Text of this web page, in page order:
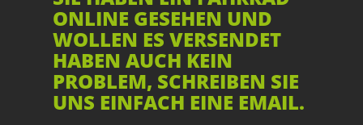
ONLINE GESEHEN UND
WOLLEN ES VERSENDET
HABEN AUCH KEIN
PROBLEM, SCHREIBEN SIE
UNS EINFACH EINE EMAIL.